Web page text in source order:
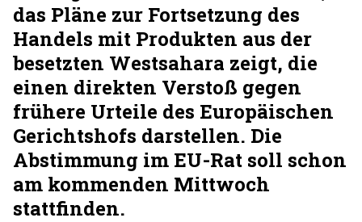
das Pläne zur Fortsetzung des
Handels mit Produkten aus der
besetzten Westsahara zeigt, die
einen direkten Verstoß gegen
frühere Urteile des Europäischen
Gerichtshofs darstellen. Die
Abstimmung im EU-Rat soll schon
am kommenden Mittwoch
stattfinden.